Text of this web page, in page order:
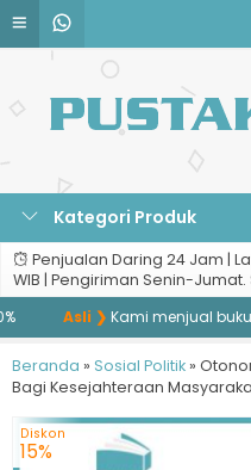
Kategori Produk
Penjualan Daring 24 Jam |
WIB | Pengiriman Senin-
Asli ❯ Kami menjual buku
Beranda » Sosial Politik »
Bagi Kesejahteraan
Diskon
15%